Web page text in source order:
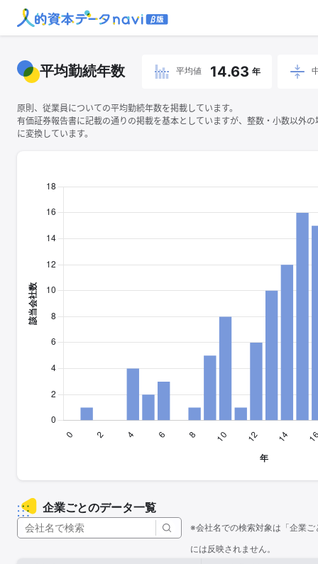
平均勤続年数 平均値 14.63 年
原則、従業員についての平均勤続年数を掲載しています。
有価証券報告書に記載の通りの掲載を基本としていますが、整数・小数以外
に変換しています。
企業ごとのデータ一覧
※会社名での検索対象は「企業
には反映されません。